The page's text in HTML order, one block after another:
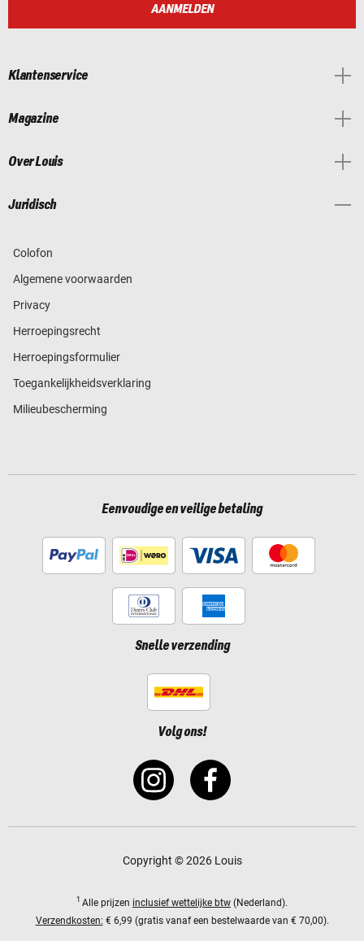
AANMELDEN
Klantenservice
Magazine
Over Louis
Juridisch
Colofon
Algemene voorwaarden
Privacy
Herroepingsrecht
Herroepingsformulier
Toegankelijkheidsverklaring
Milieubescherming
Eenvoudige en veilige betaling
Snelle verzending
Volg ons!
Copyright © 2026 Louis
1 Alle prijzen inclusief wettelijke btw (Nederland).
Verzendkosten: € 6,99 (gratis vanaf een bestelwaarde van € 70,00).